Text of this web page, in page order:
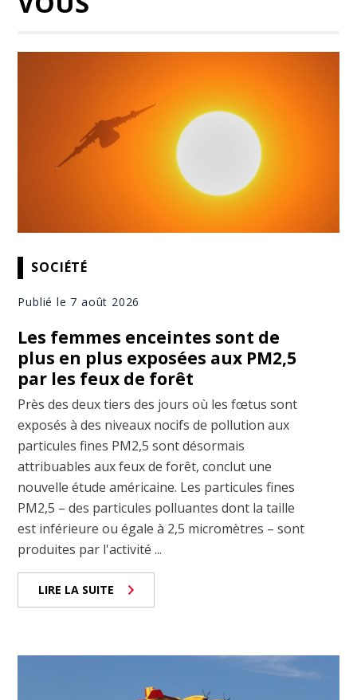
SOCIÉTÉ
Publié le 7 août 2026
Les femmes enceintes sont de
plus en plus exposées aux PM2,5
par les feux de forêt
Près des deux tiers des jours où les fœtus sont
exposés à des niveaux nocifs de pollution aux
particules fines PM2,5 sont désormais
attribuables aux feux de forêt, conclut une
nouvelle étude américaine. Les particules fines
PM2,5 – des particules polluantes dont la taille
est inférieure ou égale à 2,5 micromètres – sont
produites par l'activité ...
LIRE LA SUITE